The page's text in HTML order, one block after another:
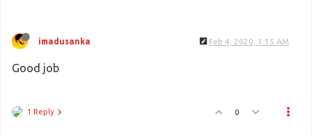
imadusanka Feb 4, 2020, 1:15 AM
Good job
1 Reply 0